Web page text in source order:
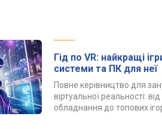
Гід по VR: найкращі
системи та ПК для неї
Повне керівництво для
віртуальної реальності:
обладнання до топових